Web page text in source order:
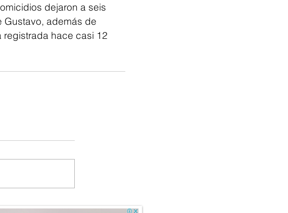
dejaron a seis
Gustavo, además de
registrada hace casi 12